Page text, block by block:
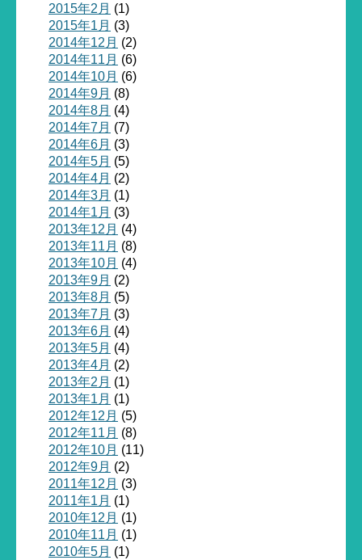
2015年2月 (1)
2015年1月 (3)
2014年12月 (2)
2014年11月 (6)
2014年10月 (6)
2014年9月 (8)
2014年8月 (4)
2014年7月 (7)
2014年6月 (3)
2014年5月 (5)
2014年4月 (2)
2014年3月 (1)
2014年1月 (3)
2013年12月 (4)
2013年11月 (8)
2013年10月 (4)
2013年9月 (2)
2013年8月 (5)
2013年7月 (3)
2013年6月 (4)
2013年5月 (4)
2013年4月 (2)
2013年2月 (1)
2013年1月 (1)
2012年12月 (5)
2012年11月 (8)
2012年10月 (11)
2012年9月 (2)
2011年12月 (3)
2011年1月 (1)
2010年12月 (1)
2010年11月 (1)
2010年5月 (1)